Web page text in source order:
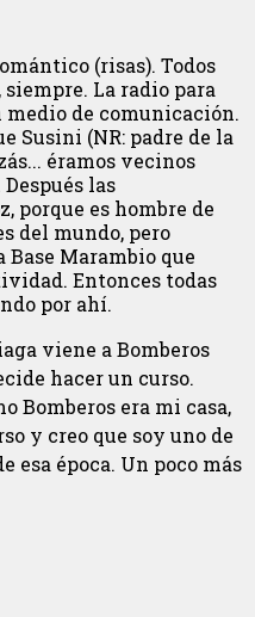
(risas). Todos
La radio para
medio de comunicación.
Susini (NR: padre de la
éramos vecinos
las
porque es hombre de
del mundo, pero
Marambio que
Entonces todas
por ahí.
viene a Bomberos
hacer un curso.
Bomberos era mi casa,
y creo que soy uno de
esa época. Un poco más